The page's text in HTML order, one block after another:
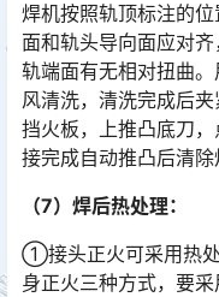
焊机按照轨顶标注的
面和轨头导向面应对
轨端面有无相对扭曲
风清洗，清洗完成后
挡火板，上推凸底刀
接完成自动推凸后清除
（7）焊后热处理：
①接头正火可采用热
身正火三种方式，要